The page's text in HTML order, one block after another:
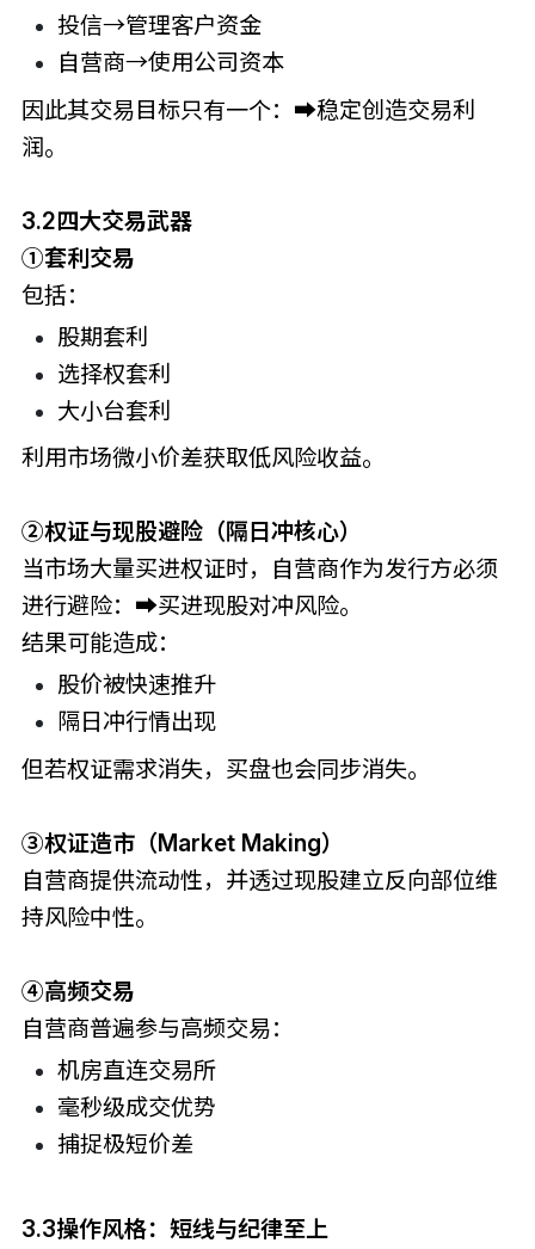
投信→管理客户资金
自营商→使用公司资本
因此其交易目标只有一个：➡稳定创造交易利
润。
3.2四大交易武器
①套利交易
包括：
股期套利
选择权套利
大小台套利
利用市场微小价差获取低风险收益。
②权证与现股避险（隔日冲核心）
当市场大量买进权证时，自营商作为发行方必须
进行避险：➡买进现股对冲风险。
结果可能造成：
股价被快速推升
隔日冲行情出现
但若权证需求消失，买盘也会同步消失。
③权证造市（Market Making）
自营商提供流动性，并透过现股建立反向部位维
持风险中性。
④高频交易
自营商普遍参与高频交易：
机房直连交易所
毫秒级成交优势
捕捉极短价差
3.3操作风格：短线与纪律至上